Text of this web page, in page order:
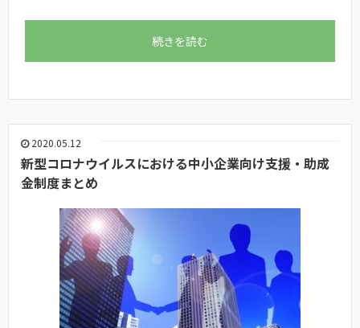
続きを読む
2020.05.12
新型コロナウイルスにおける中小企業向け支援・助成
金制度まとめ